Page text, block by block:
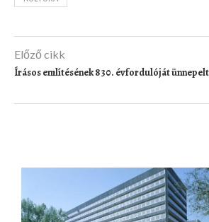
Előző cikk
Írásos említésének 830. évfordulóját